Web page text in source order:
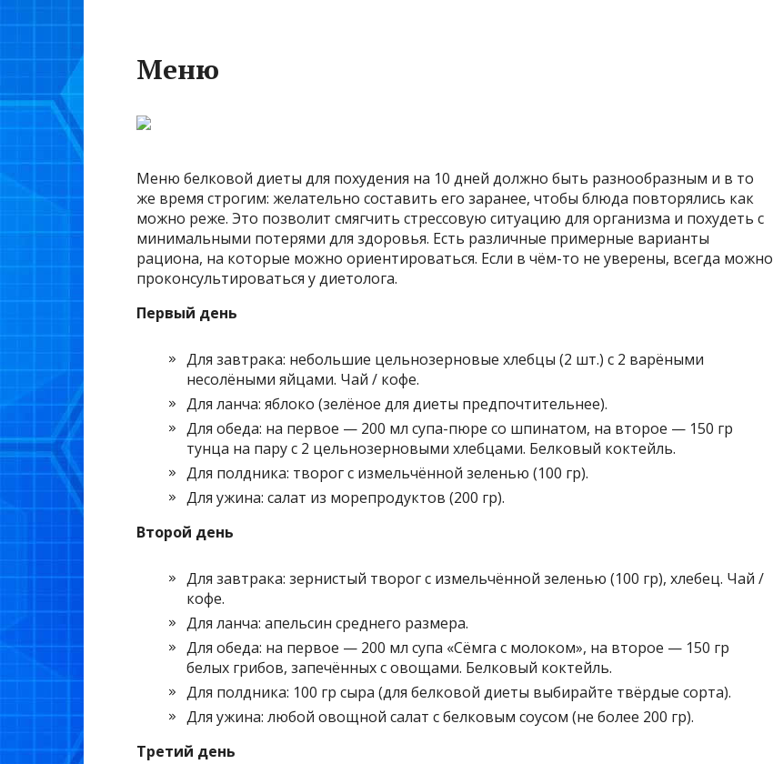
Меню
Меню белковой диеты для похудения на 10 дней должно быть разнообразным и в то
же время строгим: желательно составить его заранее, чтобы блюда повторялись как
можно реже. Это позволит смягчить стрессовую ситуацию для организма и похудеть с
минимальными потерями для здоровья. Есть различные примерные варианты
рациона, на которые можно ориентироваться. Если в чём-то не уверены, всегда можно
проконсультироваться у диетолога.
Первый день
Для завтрака: небольшие цельнозерновые хлебцы (2 шт.) с 2 варёными
несолёными яйцами. Чай / кофе.
Для ланча: яблоко (зелёное для диеты предпочтительнее).
Для обеда: на первое — 200 мл супа-пюре со шпинатом, на второе — 150 гр
тунца на пару с 2 цельнозерновыми хлебцами. Белковый коктейль.
Для полдника: творог с измельчённой зеленью (100 гр).
Для ужина: салат из морепродуктов (200 гр).
Второй день
Для завтрака: зернистый творог с измельчённой зеленью (100 гр), хлебец. Чай /
кофе.
Для ланча: апельсин среднего размера.
Для обеда: на первое — 200 мл супа «Сёмга с молоком», на второе — 150 гр
белых грибов, запечённых с овощами. Белковый коктейль.
Для полдника: 100 гр сыра (для белковой диеты выбирайте твёрдые сорта).
Для ужина: любой овощной салат с белковым соусом (не более 200 гр).
Третий день